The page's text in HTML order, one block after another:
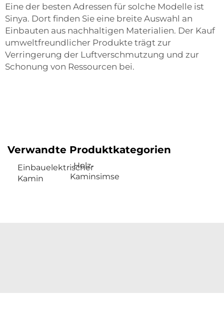
Eine der besten Adressen für solche Modelle ist
Sinya. Dort finden Sie eine breite Auswahl an
Einbauten aus nachhaltigen Materialien. Der Kauf
umweltfreundlicher Produkte trägt zur
Verringerung der Luftverschmutzung und zur
Schonung von Ressourcen bei.
Verwandte Produktkategorien
Einbauelektrischer
Kamin
Holz-
Kaminsimse